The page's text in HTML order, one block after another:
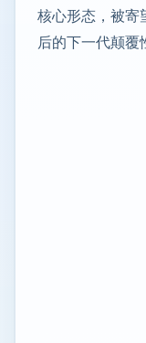
核心形态，被寄
后的下一代颠覆